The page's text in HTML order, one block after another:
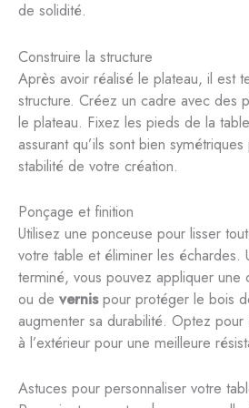
de solidité.
Construire la structure
Après avoir réalisé le plateau, il est
structure. Créez un cadre avec des
le plateau. Fixez les pieds de la
assurant qu’ils sont bien
stabilité de votre création.
Ponçage et finition
Utilisez une ponceuse pour lisser
votre table et éliminer les échardes.
terminé, vous pouvez appliquer une
ou de vernispour protéger le bois
augmenter sa durabilité. Optez
à l’extérieur pour une meilleure
Astuces pour personnaliser votre